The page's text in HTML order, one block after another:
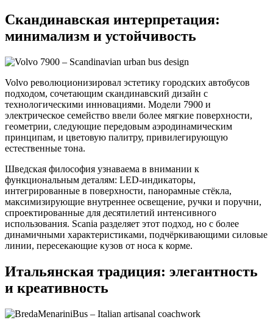
Скандинавская интерпретация:
минимализм и устойчивость
Volvo революционизировал эстетику городских автобусов
подходом, сочетающим скандинавский дизайн с
технологическими инновациями. Модели 7900 и
электрическое семейство ввели более мягкие поверхности,
геометрии, следующие передовым аэродинамическим
принципам, и цветовую палитру, привилегирующую
естественные тона.
Шведская философия узнаваема в внимании к
функциональным деталям: LED-индикаторы,
интегрированные в поверхности, панорамные стёкла,
максимизирующие внутреннее освещение, ручки и поручни,
спроектированные для десятилетий интенсивного
использования. Scania разделяет этот подход, но с более
динамичными характеристиками, подчёркивающими силовые
линии, пересекающие кузов от носа к корме.
Итальянская традиция: элегантность
и креативность